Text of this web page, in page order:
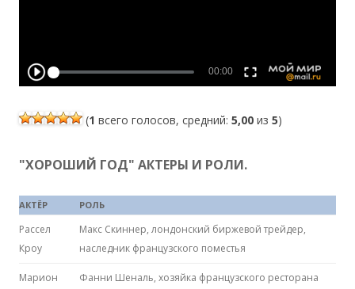
(1 всего голосов, средний: 5,00 из 5)
"ХОРОШИЙ ГОД" АКТЕРЫ И РОЛИ.
АКТЁР РОЛЬ
Рассел
Кроу
Макс Скиннер, лондонский биржевой трейдер,
наследник французского поместья
Марион
Фанни Шеналь, хозяйка французского ресторана